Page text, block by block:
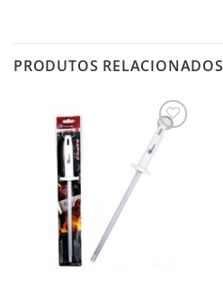
PRODUTOS RELACIONADOS
Salvar